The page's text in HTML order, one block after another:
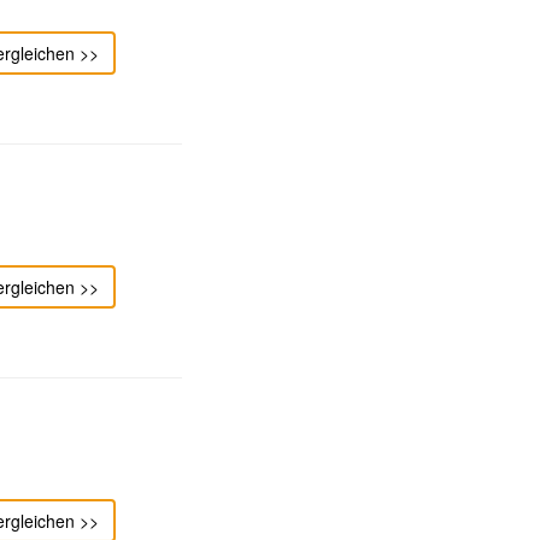
>>
>>
>>